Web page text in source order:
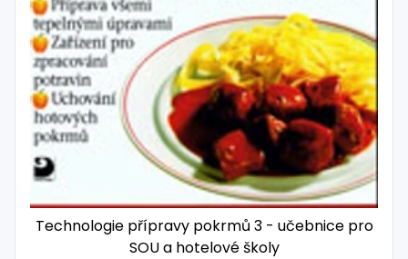
Technologie přípravy pokrmů 3 - učebnice pro
SOU a hotelové školy